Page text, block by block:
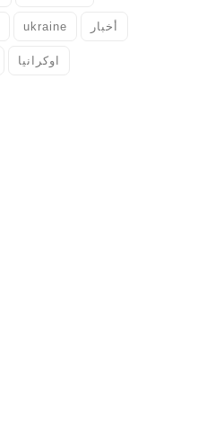
ukraine أخبار
اوكرانيا